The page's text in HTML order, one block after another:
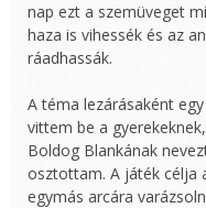
nap ezt a szemüveget
haza is vihessék és az
ráadhassák.
A téma lezárásaként
vittem be a
Boldog Blankának
osztottam. A játék célja
egymás arcára